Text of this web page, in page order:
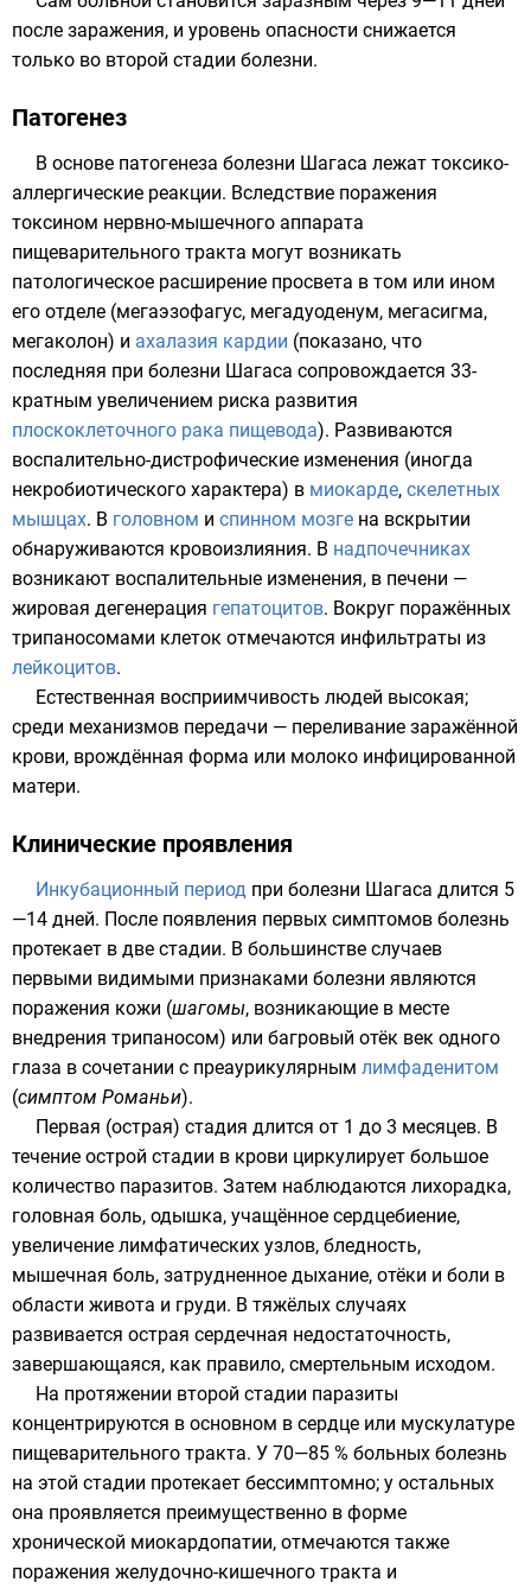
после заражения, и уровень опасности снижается
только во второй стадии болезни.
Патогенез
В основе патогенеза болезни Шагаса лежат токсико-
аллергические реакции. Вследствие поражения
токсином нервно-мышечного аппарата
пищеварительного тракта могут возникать
патологическое расширение просвета в том или ином
его отделе (мегаэзофагус, мегадуоденум, мегасигма,
мегаколон) и ахалазия кардии (показано, что
последняя при болезни Шагаса сопровождается 33-
кратным увеличением риска развития
плоскоклеточного рака пищевода). Развиваются
воспалительно-дистрофические изменения (иногда
некробиотического характера) в миокарде, скелетных
мышцах. В головном и спинном мозге на вскрытии
обнаруживаются кровоизлияния. В надпочечниках
возникают воспалительные изменения, в печени —
жировая дегенерация гепатоцитов. Вокруг поражённых
трипаносомами клеток отмечаются инфильтраты из
лейкоцитов.
Естественная восприимчивость людей высокая;
среди механизмов передачи — переливание заражённой
крови, врождённая форма или молоко инфицированной
матери.
Клинические проявления
Инкубационный период при болезни Шагаса длится 5
—14 дней. После появления первых симптомов болезнь
протекает в две стадии. В большинстве случаев
первыми видимыми признаками болезни являются
поражения кожи (шагомы, возникающие в месте
внедрения трипаносом) или багровый отёк век одного
глаза в сочетании с преаурикулярным лимфаденитом
(симптом Романьи).
Первая (острая) стадия длится от 1 до 3 месяцев. В
течение острой стадии в крови циркулирует большое
количество паразитов. Затем наблюдаются лихорадка,
головная боль, одышка, учащённое сердцебиение,
увеличение лимфатических узлов, бледность,
мышечная боль, затрудненное дыхание, отёки и боли в
области живота и груди. В тяжёлых случаях
развивается острая сердечная недостаточность,
завершающаяся, как правило, смертельным исходом.
На протяжении второй стадии паразиты
концентрируются в основном в сердце или мускулатуре
пищеварительного тракта. У 70—85 % больных болезнь
на этой стадии протекает бессимптомно; у остальных
она проявляется преимущественно в форме
хронической миокардопатии, отмечаются также
поражения желудочно-кишечного тракта и